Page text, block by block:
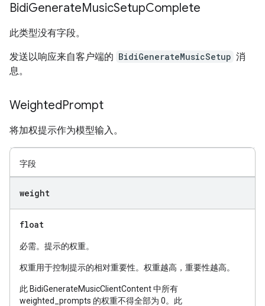
BidiGenerateMusicSetupComplete
此类型没有字段。
发送以响应来自客户端的 BidiGenerateMusicSetup 消
息。
WeightedPrompt
将加权提示作为模型输入。
字段
weight
float
必需。提示的权重。
权重用于控制提示的相对重要性。权重越高，重要性越高。
此 BidiGenerateMusicClientContent 中所有
weighted_prompts 的权重不得全部为 0。此